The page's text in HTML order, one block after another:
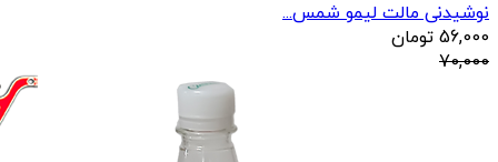
نوشیدنی مالت لیمو شمس...
56,000 تومان
70,000